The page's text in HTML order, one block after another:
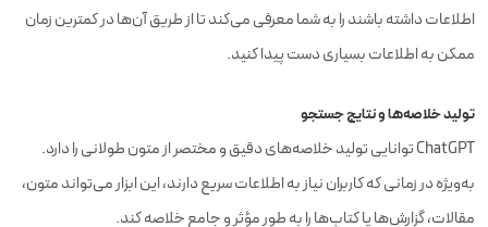
اطلاعات داشته باشند را به شما معرفی می‌کند تا از طریق آن‌ها در کمترین زمان
ممکن به اطلاعات بسیاری دست پیدا کنید.
تولید خلاصه‌ها و نتایج جستجو
ChatGPT توانایی تولید خلاصه‌های دقیق و مختصر از متون طولانی را دارد.
به‌ویژه در زمانی که کاربران نیاز به اطلاعات سریع دارند، این ابزار می‌تواند متون،
مقالات، گزارش‌ها یا کتاب‌ها را به طور مؤثر و جامع خلاصه کند.